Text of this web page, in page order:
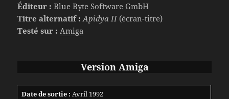
Éditeur : Blue Byte Software GmbH
Titre alternatif : Apidya II(écran-titre)
Testé sur : Amiga
Version Amiga
Date de sortie : Avril 1992